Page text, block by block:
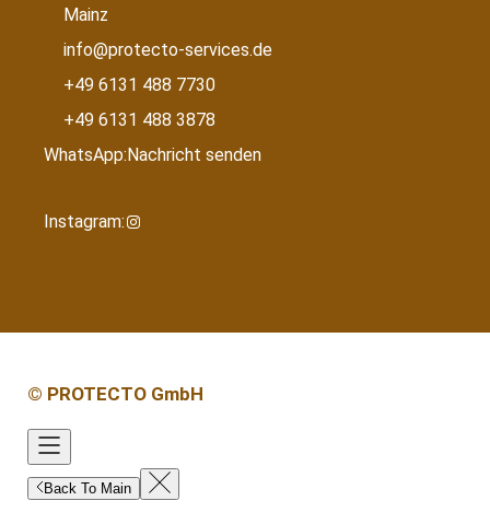
Mainz
info@protecto-services.de
+49 6131 488 7730
+49 6131 488 3878
WhatsApp:Nachricht senden
Instagram:
a
© PROTECTO GmbH
Back To Main